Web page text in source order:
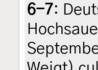
6-7: